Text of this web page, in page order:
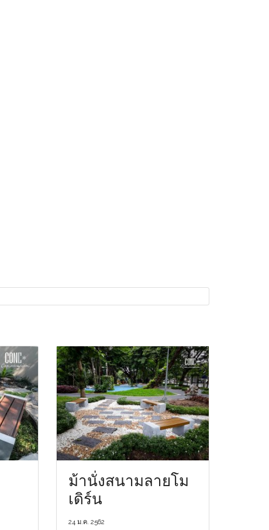
ม้านั่งสนามลายโม
เดิร์น
24 ม.ค. 2562